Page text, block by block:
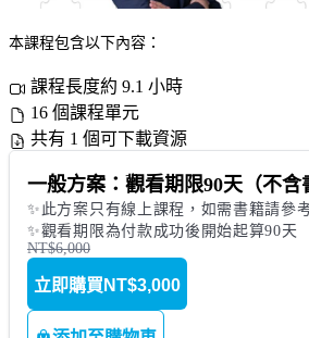
本課程包含以下內容：
課程長度約 9.1 小時
16 個課程單元
共有 1 個可下載資源
一般方案：觀看期限90天（不含
✨此方案只有線上課程，如需書籍請參
✨觀看期限為付款成功後開始起算90天
NT$6,000
立即購買 NT$3,000